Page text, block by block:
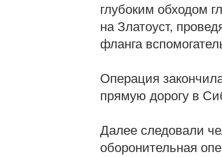
глубоким обходом
на Златоуст,
фланга
Операция
прямую дорогу в
Далее следовали
оборонительная